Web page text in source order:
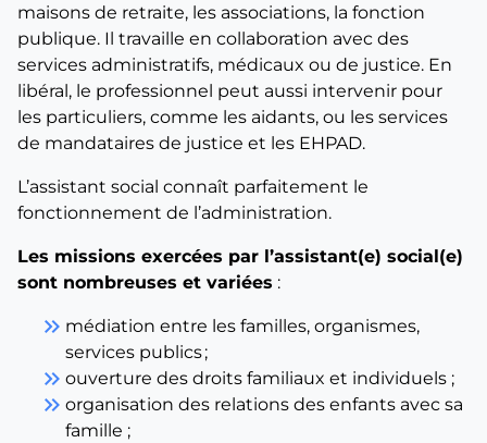
maisons de retraite, les associations, la fonction
publique. Il travaille en collaboration avec des
services administratifs, médicaux ou de justice. En
libéral, le professionnel peut aussi intervenir pour
les particuliers, comme les aidants, ou les services
de mandataires de justice et les EHPAD.
L’assistant social connaît parfaitement le
fonctionnement de l’administration.
Les missions exercées par l’assistant(e) social(e)
sont nombreuses et variées :
keyboard_double_arrow_right médiation entre les familles, organismes,
services publics ;
keyboard_double_arrow_right ouverture des droits familiaux et individuels ;
keyboard_double_arrow_right organisation des relations des enfants avec sa
famille ;